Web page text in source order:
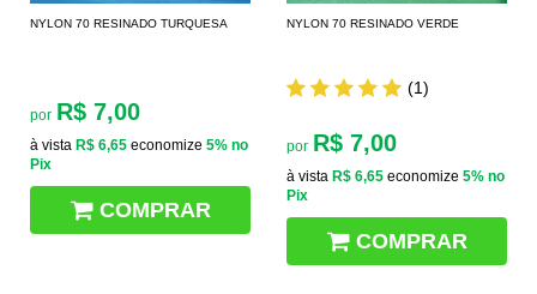
NYLON 70 RESINADO TURQUESA
por R$ 7,00
à vista R$ 6,65 economize 5% no
Pix
COMPRAR
NYLON 70 RESINADO VERDE
(1)
por R$ 7,00
à vista R$ 6,65 economize 5% no
Pix
COMPRAR